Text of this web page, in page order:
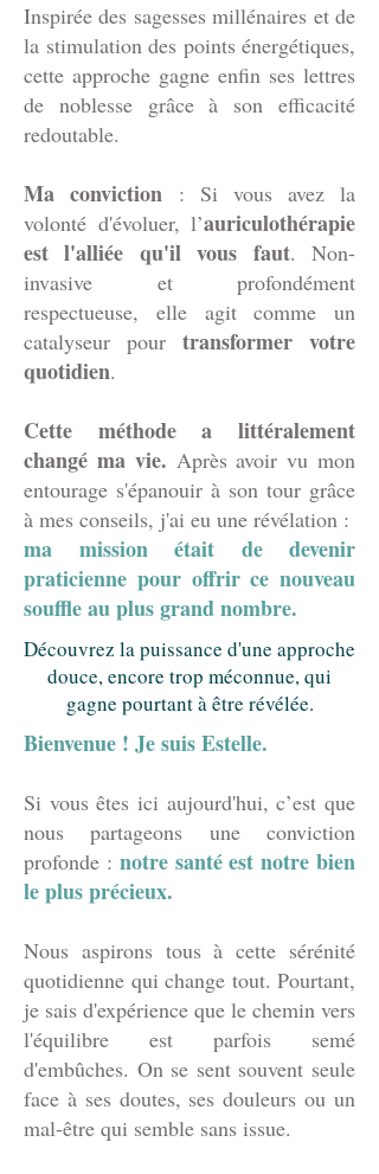
Inspirée des sagesses millénaires et de
la stimulation des points énergétiques,
cette approche gagne enfin ses lettres
de noblesse grâce à son efficacité
redoutable.
Ma conviction : Si vous avez la
volonté d'évoluer, l’auriculothérapie
est l'alliée qu'il vous faut. Non-
invasive et profondément
respectueuse, elle agit comme un
catalyseur pour transformer votre
quotidien.
Cette méthode a littéralement
changé ma vie. Après avoir vu mon
entourage s'épanouir à son tour grâce
à mes conseils, j'ai eu une révélation :
ma mission était de devenir
praticienne pour offrir ce nouveau
souffle au plus grand nombre.
Découvrez la puissance d'une approche
douce, encore trop méconnue, qui
gagne pourtant à être révélée.
Bienvenue ! Je suis Estelle.
Si vous êtes ici aujourd'hui, c’est que
nous partageons une conviction
profonde : notre santé est notre bien
le plus précieux.
Nous aspirons tous à cette sérénité
quotidienne qui change tout. Pourtant,
je sais d'expérience que le chemin vers
l'équilibre est parfois semé
d'embûches. On se sent souvent seule
face à ses doutes, ses douleurs ou un
mal-être qui semble sans issue.